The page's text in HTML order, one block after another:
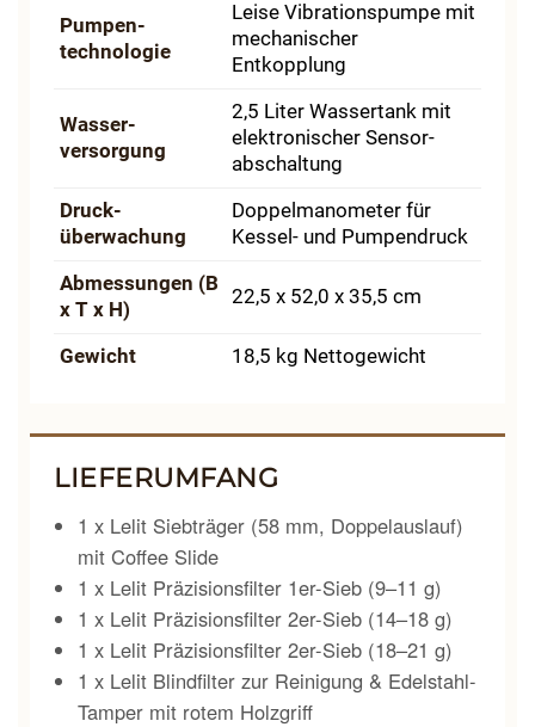
Pumpen­
technologie
Leise Vibrations­pumpe mit
mechanischer
Entkopplung
Wasser­
versorgung
2,5 Liter Wassertank mit
elektronischer Sensor­
abschaltung
Druck­
überwachung
Doppel­manometer für
Kessel- und Pumpendruck
Abmessungen (B
x T x H)
22,5 x 52,0 x 35,5 cm
Gewicht 18,5 kg Nettogewicht
LIEFERUMFANG
1 x Lelit Siebträger (58 mm, Doppelauslauf)
mit Coffee Slide
1 x Lelit Präzisionsfilter 1er-Sieb (9–11 g)
1 x Lelit Präzisionsfilter 2er-Sieb (14–18 g)
1 x Lelit Präzisionsfilter 2er-Sieb (18–21 g)
1 x Lelit Blindfilter zur Reinigung & Edelstahl-
Tamper mit rotem Holzgriff